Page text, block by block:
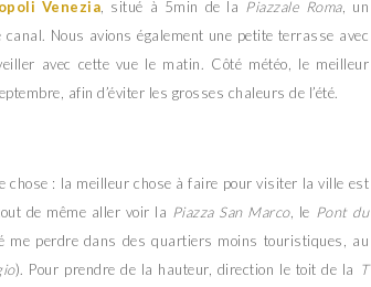
Venezia , situé à 5min de la Piazzale Roma, un
Nous avions également une petite terrasse avec
avec cette vue le matin. Côté météo, le meilleur
afin d’éviter les grosses chaleurs de l’été.
chose : la meilleur chose à faire pour visiter la ville est
de même aller voir la Piazza San Marco, le Pont du
me perdre dans des quartiers moins touristiques, au
). Pour prendre de la hauteur, direction le toit de la T